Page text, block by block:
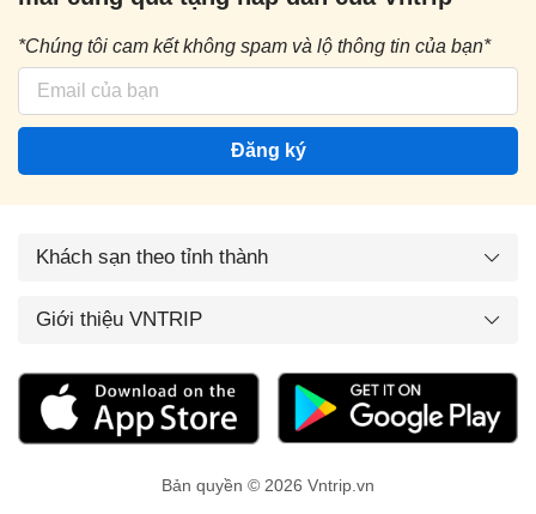
*Chúng tôi cam kết không spam và lộ thông tin của bạn*
Đăng ký
Khách sạn theo tỉnh thành
Giới thiệu VNTRIP
Bản quyền © 2026 Vntrip.vn